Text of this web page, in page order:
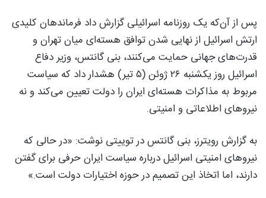
پس از آن‌که یک روزنامه اسرائیلی گزارش داد فرماندهان کلیدی
ارتش اسرائیل از نهایی شدن توافق هسته‌ای میان تهران و
قدرت‌های جهانی حمایت می‌کنند، بنی گانتس، وزیر دفاع
اسرائیل روز یکشنبه ۲۶ ژوئن (۵ تیر) هشدار داد که سیاست
مربوط به مذاکرات هسته‌ای ایران را دولت تعیین می‌کند و نه
نیروهای اطلاعاتی و امنیتی.
به گزارش رویترز، بنی گانتس در توییتی نوشت: «در حالی که
نیروهای امنیتی اسرائیل درباره سیاست ایران حرفی برای گفتن
دارند، اما اتخاذ این تصمیم در حوزه اختیارات دولت است.»